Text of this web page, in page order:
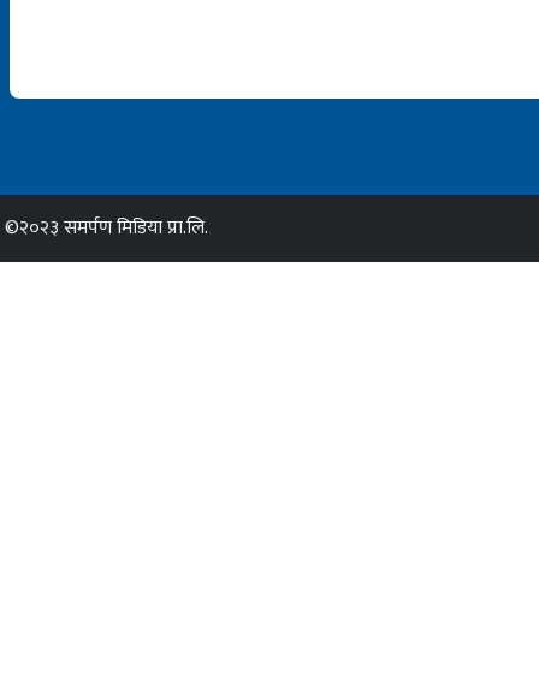
©२०२३ समर्पण मिडिया प्रा.लि.